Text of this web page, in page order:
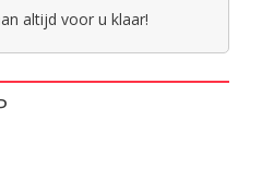
altijd voor u klaar!